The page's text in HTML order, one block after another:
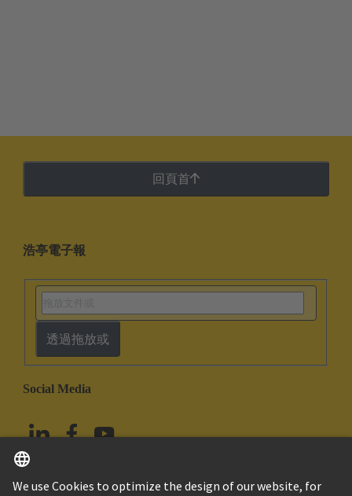
回頁首
浩亭電子報
透過拖放或
Social Media